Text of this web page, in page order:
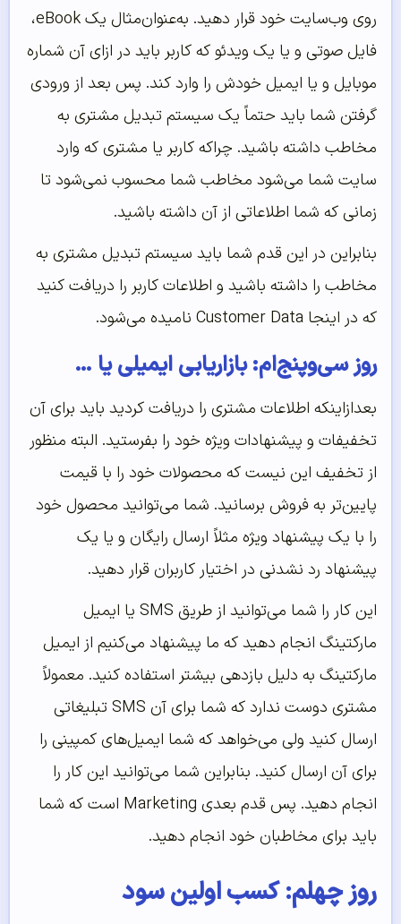
روی وب‌سایت خود قرار دهید. به‌عنوان‌مثال یک eBook،
فایل صوتی و یا یک ویدئو که کاربر باید در ازای آن شماره
موبایل و یا ایمیل خودش را وارد کند. پس بعد از ورودی
گرفتن شما باید حتماً یک سیستم تبدیل مشتری به
مخاطب داشته باشید. چراکه کاربر یا مشتری که وارد
سایت شما می‌شود مخاطب شما محسوب نمی‌شود تا
زمانی که شما اطلاعاتی از آن داشته باشید.
بنابراین در این قدم شما باید سیستم تبدیل مشتری به
مخاطب را داشته باشید و اطلاعات کاربر را دریافت کنید
که در اینجا Customer Data نامیده می‌شود.
روز سی‌و‌پنج‌ام: بازاریابی ایمیلی یا …
بعدازاینکه اطلاعات مشتری را دریافت کردید باید برای آن
تخفیفات و پیشنهادات ویژه خود را بفرستید. البته منظور
از تخفیف این نیست که محصولات خود را با قیمت
پایین‌تر به فروش برسانید. شما می‌توانید محصول خود
را با یک پیشنهاد ویژه مثلاً ارسال رایگان و یا یک
پیشنهاد رد نشدنی در اختیار کاربران قرار دهید.
این کار را شما می‌توانید از طریق SMS یا ایمیل
مارکتینگ انجام دهید که ما پیشنهاد می‌کنیم از ایمیل
مارکتینگ به دلیل بازدهی بیشتر استفاده کنید. معمولاً
مشتری دوست ندارد که شما برای آن SMS تبلیغاتی
ارسال کنید ولی می‌خواهد که شما ایمیل‌های کمپینی را
برای آن ارسال کنید. بنابراین شما می‌توانید این کار را
انجام دهید. پس قدم بعدی Marketing است که شما
باید برای مخاطبان خود انجام دهید.
روز چهلم: کسب اولین سود